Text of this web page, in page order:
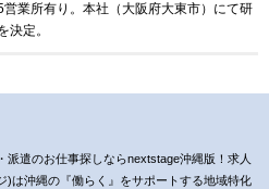
営業所有り。本社（大阪府大東市）にて研
決定。
遣のお仕事探しならnextstage沖縄版！求人
)は沖縄の『働らく』をサポートする地域特化